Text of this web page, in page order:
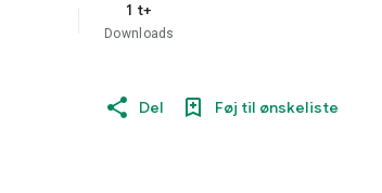
1 t+
Downloads
Del Føj til ønskeliste